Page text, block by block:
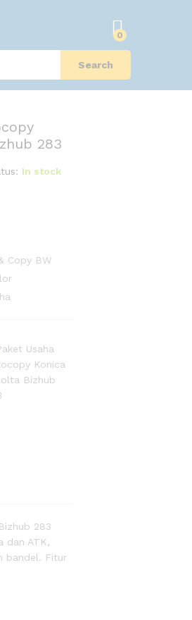
0
Search
283
In stock
Copy BW
283
dan ATK,
bandel. Fitur